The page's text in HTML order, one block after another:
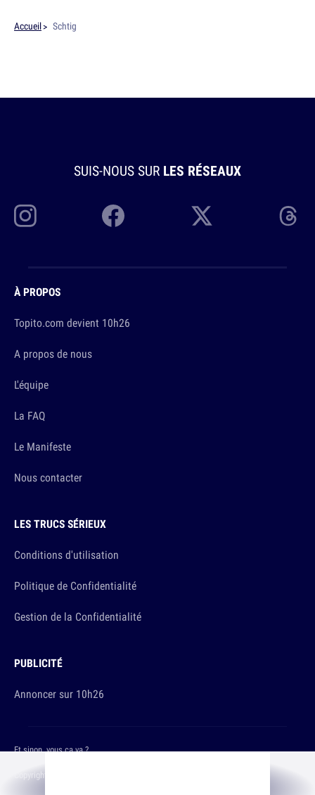
Accueil Schtig
SUIS-NOUS SUR LES RÉSEAUX
À PROPOS
Topito.com devient 10h26
A propos de nous
L'équipe
La FAQ
Le Manifeste
Nous contacter
LES TRUCS SÉRIEUX
Conditions d'utilisation
Politique de Confidentialité
Gestion de la Confidentialité
PUBLICITÉ
Annoncer sur 10h26
Copyright © 2026 The Original Publishing Studio
Et sinon, vous ça va ?